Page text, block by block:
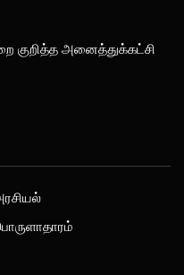
குறித்த அனைத்துக்கட்சி